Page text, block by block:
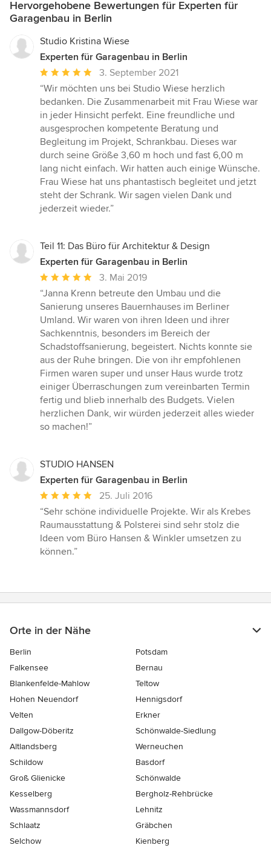
Hervorgehobene Bewertungen für Experten für
Garagenbau in Berlin
Studio Kristina Wiese
Experten für Garagenbau in Berlin
Durchschnittliche
Bewertung:
5
von
5
Sternen
3. September 2021
“Wir möchten uns bei Studio Wiese herzlich
bedanken. Die Zusammenarbeit mit Frau Wiese war
in jeder Hinsicht perfekt. Eine freundliche und
ausgesprochen kompetente Beratung und
Begleitung im Projekt, Schrankbau. Dieses war
durch seine Größe 3,60 m hoch und fast 6,00 m
lang nicht einfach. Wir hatten auch einige Wünsche.
Frau Wiese hat uns phantastisch begleitet und jetzt
steht der Schrank. Wir sagen vielen Dank und
jederzeit wieder.”
Teil 11: Das Büro für Architektur & Design
Experten für Garagenbau in Berlin
Durchschnittliche
Bewertung:
5
von
5
Sternen
3. Mai 2019
“Janna Krenn betreute den Umbau und die
Sanierung unseres Bauernhauses im Berliner
Umland. Wir waren von ihren Ideen und ihrer
Sachkenntnis, besonders im Bereich der
Schadstoffsanierung, begeistert. Nichts konnte sie
aus der Ruhe bringen. Die von ihr empfohlenen
Firmen waren super und unser Haus wurde trotz
einiger Überraschungen zum vereinbarten Termin
fertig und blieb innerhalb des Budgets. Vielen
herzlichen Dank, wir würden jederzeit alles wieder
so machen!”
STUDIO HANSEN
Experten für Garagenbau in Berlin
Durchschnittliche
Bewertung:
5
von
5
25. Juli 2016
“Sehr schöne individuelle Projekte. Wir als Krebes
Raumausstattung & Polsterei sind sehr stolz die
Ideen vom Büro Hansen & Winkler umsetzen zu
können.”
Orte in der Nähe
Berlin
Potsdam
Falkensee
Bernau
Blankenfelde-Mahlow
Teltow
Hohen Neuendorf
Hennigsdorf
Velten
Erkner
Dallgow-Döberitz
Schönwalde-Siedlung
Altlandsberg
Werneuchen
Schildow
Basdorf
Groß Glienicke
Schönwalde
Kesselberg
Bergholz-Rehbrücke
Wassmannsdorf
Lehnitz
Schlaatz
Gräbchen
Selchow
Kienberg